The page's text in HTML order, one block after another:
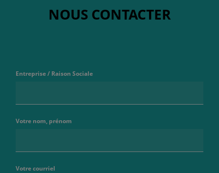
NOUS CONTACTER
Entreprise / Raison Sociale
Votre nom, prénom
Votre courriel